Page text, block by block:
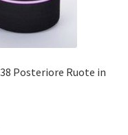
Posteriore Ruote in